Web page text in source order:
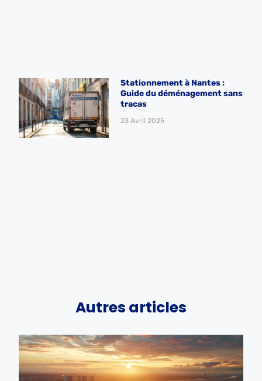
Stationnement à Nantes :
Guide du déménagement sans
tracas
23 Avril 2025
Autres articles